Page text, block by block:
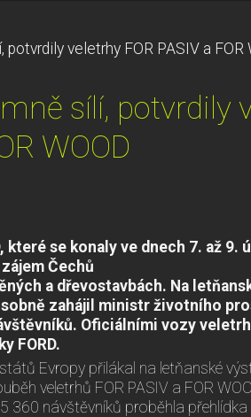
veletrhy FOR PASIV a FOR
sílí, potvrdily
WOOD
které se konaly ve dnech 7. až 9.
Čechů
a dřevostavbách. Na
zahájil ministr životního
Oficiálními vozy
FORD.
Evropy přilákal na letňanské
veletrhů FOR PASIV a FOR
360 návštěvníků proběhla přehlídka